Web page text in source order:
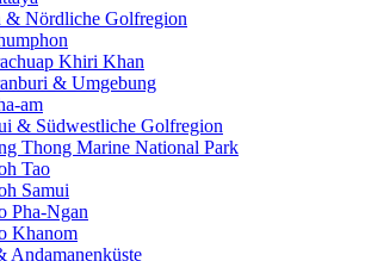
& Nördliche Golfregion
Khiri Khan
& Umgebung
am
& Südwestliche Golfregion
Thong Marine National Park
Tao
Samui
Pha-Ngan
Khanom
Andamanenküste